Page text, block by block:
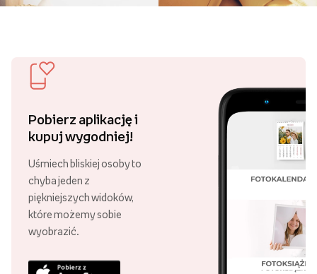
Pobierz aplikację i
kupuj wygodniej!
Uśmiech bliskiej osoby to
chyba jeden z
piękniejszych widoków,
które możemy sobie
wyobrazić.